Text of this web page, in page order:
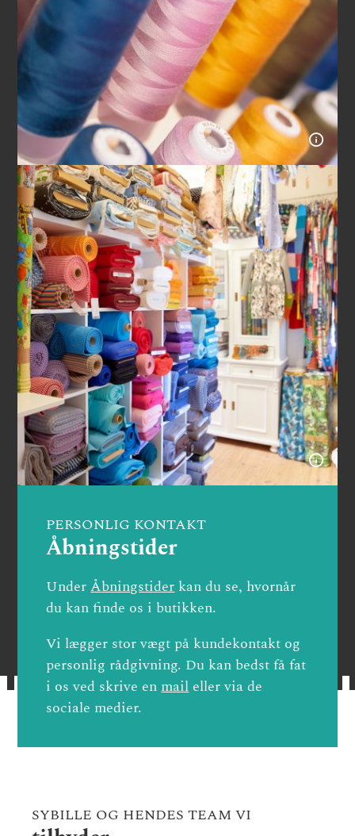
PERSONLIG KONTAKT
Åbningstider
UnderÅbningstiderkan du se, hvornår
du kan finde os i butikken.
Vi lægger stor vægt på kundekontakt og
personlig rådgivning. Du kan bedst få fat
i os ved skrive enmaileller via de
sociale medier.
SYBILLE OG HENDES TEAM VI